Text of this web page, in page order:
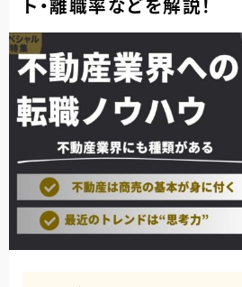
ト・離職率などを解説！